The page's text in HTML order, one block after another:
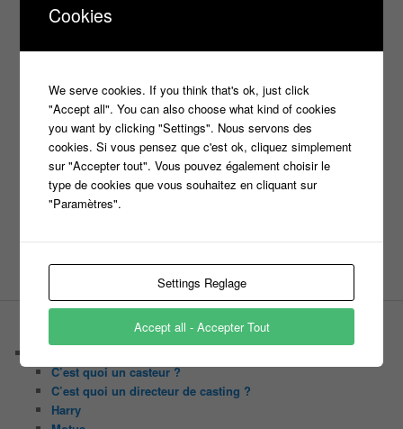
d8Face à la bande
Koh Lantalaurence boccolini le maillon faible m6
Maestro Masters money drop
n'oubliez pas les paroles
N'oubliez pas les paroles nagui
Olivier Minne pékin express révélation tf1 TLMVPSP
tournagetv W9
C’est quoi un casteur ?
C’est quoi un directeur de casting ?
Harry
Cookies
We serve cookies. If you think that's ok, just click
"Accept all". You can also choose what kind of cookies
you want by clicking "Settings". Nous servons des
cookies. Si vous pensez que c'est ok, cliquez simplement
sur "Accepter tout". Vous pouvez également choisir le
type de cookies que vous souhaitez en cliquant sur
"Paramètres".
Settings Reglage
Accept all - Accepter Tout